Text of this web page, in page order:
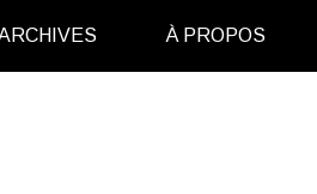
À PROPOS